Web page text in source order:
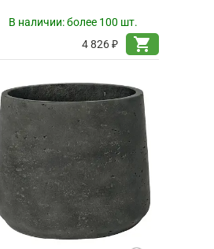
В наличии:более 100 шт.
4 826 ₽
shopping_cart